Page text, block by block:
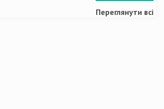
Переглянути всі